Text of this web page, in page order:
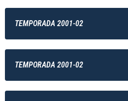
TEMPORADA 2001-02
TEMPORADA 2001-02